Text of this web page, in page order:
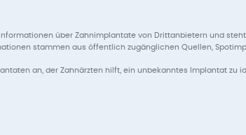
über Zahnimplantate von Drittanbietern und
stammen aus öffentlich zugänglichen Quellen,
an, der Zahnärzten hilft, ein unbekanntes Implantat zu